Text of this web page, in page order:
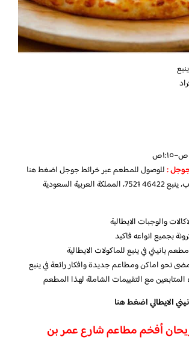
:للوصول للمطعم عبر خرائط جوجلاضغط هنا
والوجبات الايطالية
بجميع انواعه فاكيد
بانيني في ينبع للماكولات الايطالية
نحو اماكن ومطاعم جديدة وافكار رائعة في ينبع
المتابعين مع التقييمات الشاملة لهذا المطعم
الايطالياضغط هنا
أفخم مطاعم شارع عمر بن